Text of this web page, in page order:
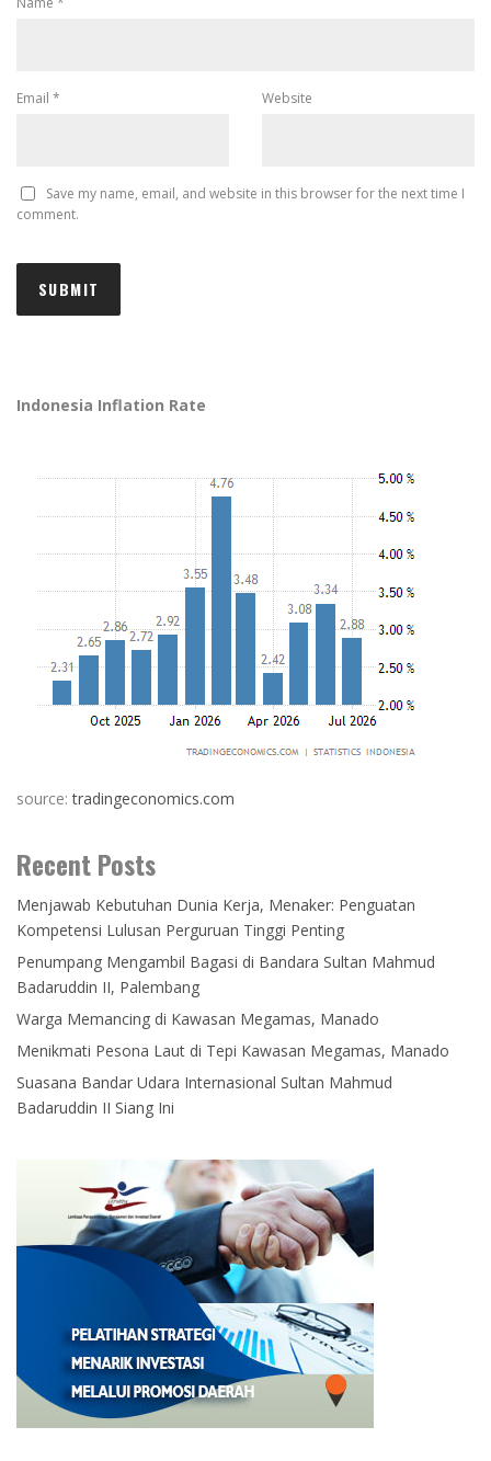
Email * Website
Save my name, email, and website in this browser for the next time I
comment.
Indonesia Inflation Rate
source:tradingeconomics.com
Recent Posts
Menjawab Kebutuhan Dunia Kerja, Menaker: Penguatan
Kompetensi Lulusan Perguruan Tinggi Penting
Penumpang Mengambil Bagasi di Bandara Sultan Mahmud
Badaruddin II, Palembang
Warga Memancing di Kawasan Megamas, Manado
Menikmati Pesona Laut di Tepi Kawasan Megamas, Manado
Suasana Bandar Udara Internasional Sultan Mahmud
Badaruddin II Siang Ini